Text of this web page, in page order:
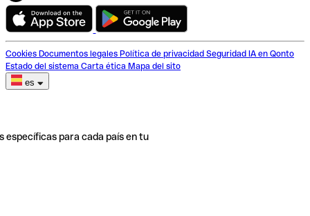
Cookies Documentos legales Política de privacidad Seguridad IA en Qonto
Estado del sistema Carta ética Mapa del sito
es
específicas para cada país en tu